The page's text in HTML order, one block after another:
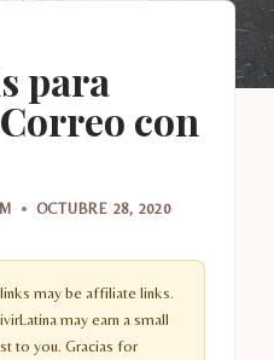
para
con
OCTUBRE 28, 2020
may be affiliate links.
may earn a small
to you. Gracias for